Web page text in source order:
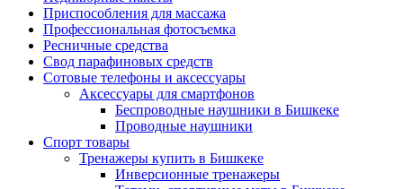
Приспособления для массажа
Профессиональная фотосъемка
Ресничные средства
Свод парафиновых средств
Сотовые телефоны и аксессуары
Аксессуары для смартфонов
Беспроводные наушники в Бишкеке
Проводные наушники
Спорт товары
Тренажеры купить в Бишкеке
Инверсионные тренажеры